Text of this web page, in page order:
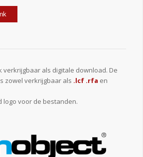
verkrijgbaar als digitale download. De
zowel verkrijgbaar als .lcf .rfa en
logo voor de bestanden.